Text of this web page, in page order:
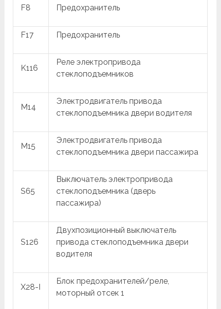
F8 Предохранитель
F17 Предохранитель
K116
Реле электропривода
стеклоподъемников
M14
Электродвигатель привода
стеклоподъемника двери водителя
M15
Электродвигатель привода
стеклоподъемника двери пассажира
S65
Выключатель электропривода
стеклоподъемника (дверь
пассажира)
S126
Двухпозиционный выключатель
привода стеклоподъемника двери
водителя
X28-I
Блок предохранителей/реле,
моторный отсек 1